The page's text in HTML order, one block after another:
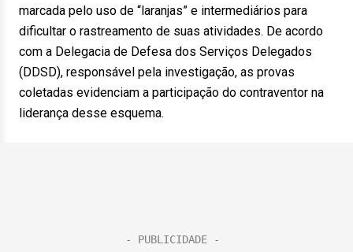
marcada pelo uso de “laranjas” e intermediários para
dificultar o rastreamento de suas atividades. De acordo
com a Delegacia de Defesa dos Serviços Delegados
(DDSD), responsável pela investigação, as provas
coletadas evidenciam a participação do contraventor na
liderança desse esquema.